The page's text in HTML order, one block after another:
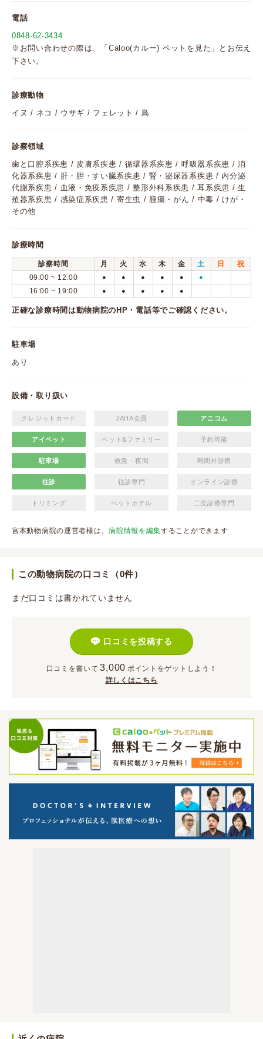
電話
0848-62-3434
※お問い合わせの際は、「Caloo(カルー) ペットを見た」とお伝え
下さい。
診療動物
イヌ / ネコ / ウサギ / フェレット / 鳥
診察領域
歯と口腔系疾患 / 皮膚系疾患 / 循環器系疾患 / 呼吸器系疾患 / 消
化器系疾患 / 肝・胆・すい臓系疾患 / 腎・泌尿器系疾患 / 内分泌
代謝系疾患 / 血液・免疫系疾患 / 整形外科系疾患 / 耳系疾患 / 生
殖器系疾患 / 感染症系疾患 / 寄生虫 / 腫瘍・がん / 中毒 / けが・
その他
診療時間
診察時間 月 火 水 木 金 土 日
祝
09:00 ~ 12:00
● ● ● ● ● ●
16:00 ~ 19:00 ● ● ● ● ●
正確な診療時間は動物病院のHP・電話等でご確認ください。
駐車場
あり
設備・取り扱い
クレジットカード JAHA会員 アニコム
アイペット ペット&ファミリー 予約可能
駐車場 救急・夜間 時間外診療
往診 往診専門 オンライン診療
トリミング ペットホテル 二次診療専門
宮本動物病院の運営者様は、病院情報を編集することができます
この動物病院の口コミ（0件）
まだ口コミは書かれていません
口コミを投稿する
口コミを書いて 3,000 ポイント をゲットしよう！
詳しくはこちら